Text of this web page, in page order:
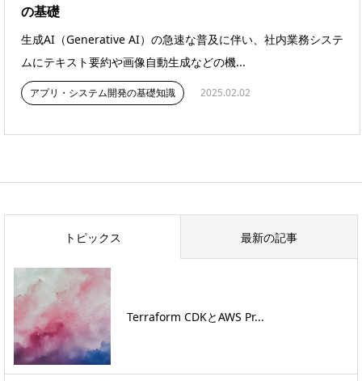
の基礎
生成AI（Generative AI）の急速な普及に伴い、社内業務システ
ムにテキスト要約や画像自動生成などの機...
アプリ・システム開発の基礎知識 2025.02.02
トピックス 最新の記事
Terraform CDKとAWS Pr...